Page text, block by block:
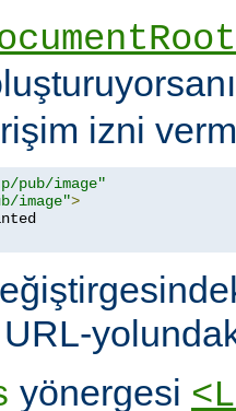
izni
pub/image"
image">
URL-
yönergesi